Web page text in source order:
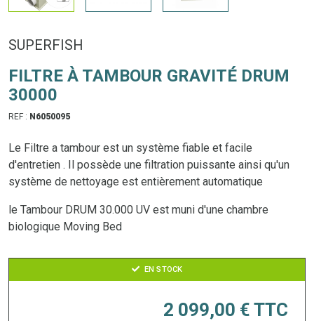
SUPERFISH
FILTRE À TAMBOUR GRAVITÉ DRUM
30000
REF : N6050095
Le Filtre a tambour est un système fiable et facile
d'entretien . Il possède une filtration puissante ainsi qu'un
système de nettoyage est entièrement automatique
le Tambour DRUM 30.000 UV est muni d'une chambre
biologique Moving Bed
EN STOCK
2 099,00 € TTC